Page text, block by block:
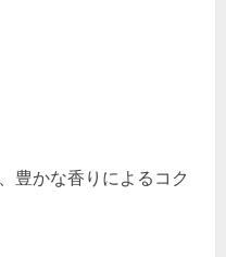
豊かな香りによるコク